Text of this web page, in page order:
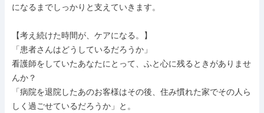
になるまでしっかりと支えていきます。
【考え続けた時間が、ケアになる。】
「患者さんはどうしているだろうか」
看護師をしていたあなたにとって、ふと心に残るときがありませ
んか？
「病院を退院したあのお客様はその後、住み慣れた家でその人ら
しく過ごせているだろうか」と。